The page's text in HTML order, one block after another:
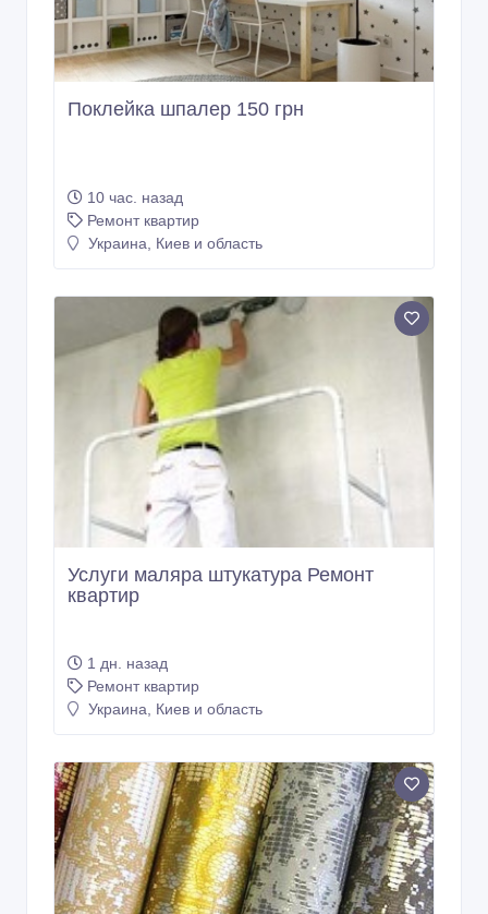
Поклейка шпалер 150 грн
10 час. назад
Ремонт квартир
Украина, Киев и область
Услуги маляра штукатура Ремонт
квартир
1 дн. назад
Ремонт квартир
Украина, Киев и область